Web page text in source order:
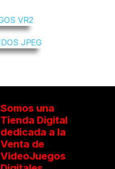
Somos una
Tienda Digital
dedicada a la
Venta de
VideoJuegos